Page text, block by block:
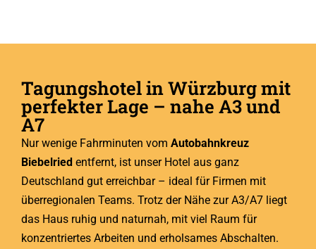
Tagungshotel in Würzburg mit
perfekter Lage – nahe A3 und
A7
Nur wenige Fahrminuten vom Autobahnkreuz
Biebelried entfernt, ist unser Hotel aus ganz
Deutschland gut erreichbar – ideal für Firmen mit
überregionalen Teams. Trotz der Nähe zur A3/A7 liegt
das Haus ruhig und naturnah, mit viel Raum für
konzentriertes Arbeiten und erholsames Abschalten.